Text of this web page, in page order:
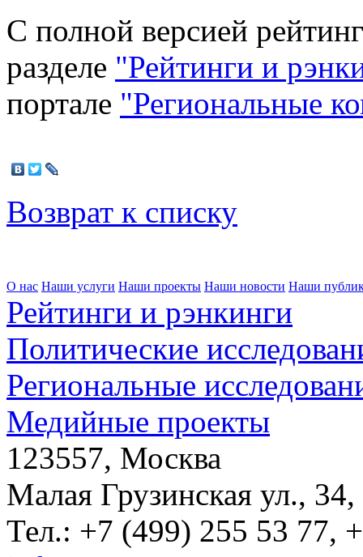
С полной версией
разделе "Рейтинги и
портале "Региональные
Возврат к списку
О нас Наши услуги Наши проекты Наши новости Наши
Рейтинги и рэнкинги
Политические
Региональные
Медийные проекты
123557, Москва
Малая Грузинская ул.,
Тел.: +7 (499) 255 53 77,